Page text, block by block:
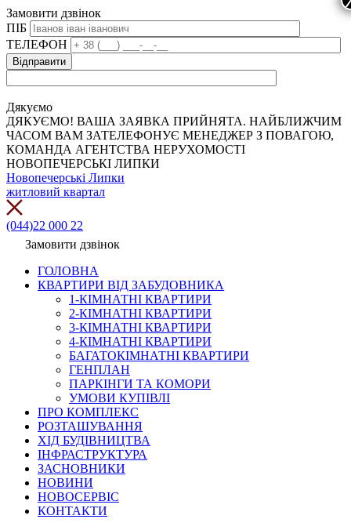
Замовити дзвінок
ПІБ
ТЕЛЕФОН
Дякуємо
ДЯКУЄМО! ВАША ЗАЯВКА ПРИЙНЯТА. НАЙБЛИЖЧИМ
ЧАСОМ ВАМ ЗАТЕЛЕФОНУЄ МЕНЕДЖЕР З ПОВАГОЮ,
КОМАНДА АГЕНТСТВА НЕРУХОМОСТІ
НОВОПЕЧЕРСЬКІ ЛИПКИ
Новопечерські Липки
житловий квартал
(044)22 000 22
Замовити дзвінок
ГОЛОВНА
КВАРТИРИ ВІД ЗАБУДОВНИКА
1-КІМНАТНІ КВАРТИРИ
2-КІМНАТНІ КВАРТИРИ
3-КІМНАТНІ КВАРТИРИ
4-КІМНАТНІ КВАРТИРИ
БАГАТОКІМНАТНІ КВАРТИРИ
ГЕНПЛАН
ПАРКІНГИ ТА КОМОРИ
УМОВИ КУПІВЛІ
ПРО КОМПЛЕКС
РОЗТАШУВАННЯ
ХІД БУДІВНИЦТВА
ІНФРАСТРУКТУРА
ЗАСНОВНИКИ
НОВИНИ
НОВОСЕРВІС
КОНТАКТИ